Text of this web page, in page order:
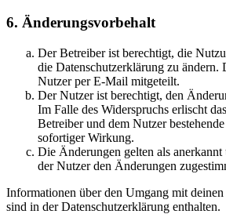
6. Änderungsvorbehalt
Der Betreiber ist berechtigt, die
die Datenschutzerklärung zu
Nutzer per E-Mail mitgeteilt.
Der Nutzer ist berechtigt, den
Im Falle des Widerspruchs erlischt
Betreiber und dem Nutzer
sofortiger Wirkung.
Die Änderungen gelten als
der Nutzer den Änderungen
Informationen über den Umgang mit
sind in der Datenschutzerklärung enthalten.